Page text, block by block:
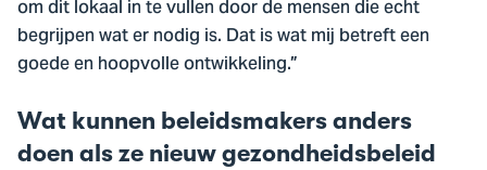
om dit lokaal in te vullen door de mensen die echt
begrijpen wat er nodig is. Dat is wat mij betreft een
goede en hoopvolle ontwikkeling.”
Wat kunnen beleidsmakers anders
doen als ze nieuw gezondheidsbeleid